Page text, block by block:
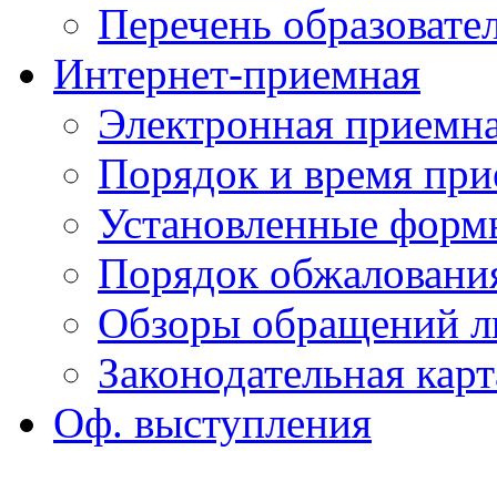
Перечень
Интернет-приемная
Электронная
Порядок и время
Установленные
Порядок
Обзоры обращений
Законодательная
Оф. выступления